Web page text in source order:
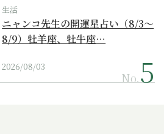
生活
ニャンコ先生の開運星占い（8/3～
8/9）牡羊座、牡牛座…
2026/08/03
No.